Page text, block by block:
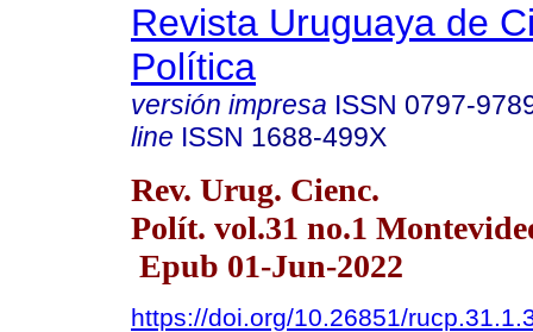
Revista Uruguaya de
Política
versión impresa ISSN 0797-
line ISSN 1688-499X
Rev. Urug. Cienc.
Polít. vol.31 no.1
Epub 01-Jun-2022
https://doi.org/10.26851/